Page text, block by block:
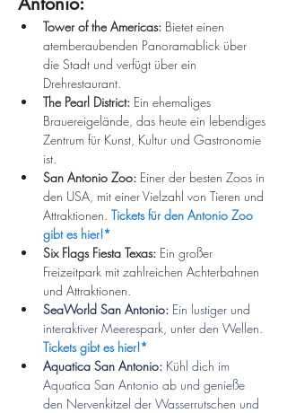
Tower of the Americas: Bietet einen
atemberaubenden Panoramablick über
die Stadt und verfügt über ein
Drehrestaurant.
The Pearl District: Ein ehemaliges
Brauereigelände, das heute ein lebendiges
Zentrum für Kunst, Kultur und Gastronomie
ist.
San Antonio Zoo: Einer der besten Zoos in
den USA, mit einer Vielzahl von Tieren und
Attraktionen. Tickets für den Antonio Zoo
gibt es hier!*
Six Flags Fiesta Texas: Ein großer
Freizeitpark mit zahlreichen Achterbahnen
und Attraktionen.
SeaWorld San Antonio: Ein lustiger und
interaktiver Meerespark, unter den Wellen.
Tickets gibt es hier!*
Aquatica San Antonio: Kühl dich im
Aquatica San Antonio ab und genieße
den Nervenkitzel der Wasserrutschen und